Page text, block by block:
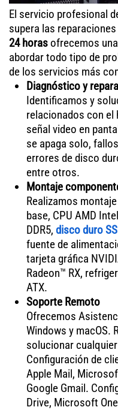
El servicio profesional
supera las
24 horasofrecemos
abordar todo tipo de
de los servicios más
Diagnóstico y
Identificamos y
relacionados con el
señal video en
se apaga solo,
errores de disco
entre otros.
Montaje
Realizamos
base, CPU AMD
DDR5, disco duro
fuente de
tarjeta gráfica
Radeon™ RX,
ATX.
Soporte Remoto
Ofrecemos
Windows y macOS.
solucionar
Configuración de
Apple Mail,
Google Gmail.
Drive, Microsoft